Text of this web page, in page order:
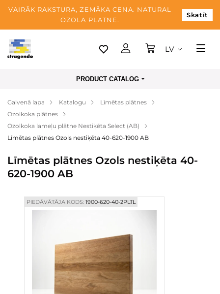
VAIRĀK RAKSTURA, ZEMĀKA CENA. NATURAL
OZOLA PLĀTNE.
Skatīt
Tallina
Apmaksa
Par mums
Blogs
Kontaktinformācija
LV
PRODUCT CATALOG
Galvenā lapa Katalogu
Līmētas plātnes
Ozolkoka plātnes
Ozolkoka lameļu plātne Nestiķēta Select (AB)
Līmētas plātnes Ozols nestiķēta 40-620-1900 AB
Līmētas plātnes Ozols nestiķēta 40-
620-1900 AB
PIEDĀVĀTĀJA KODS:1900-620-40-2PLTL